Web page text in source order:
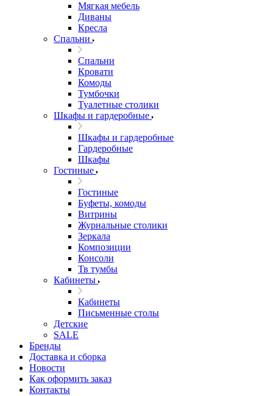
Мягкая мебель
Диваны
Кресла
Спальни
Спальни
Кровати
Комоды
Тумбочки
Туалетные столики
Шкафы и гардеробные
Шкафы и гардеробные
Гардеробные
Шкафы
Гостиные
Гостиные
Буфеты, комоды
Витрины
Журнальные столики
Зеркала
Композиции
Консоли
Тв тумбы
Кабинеты
Кабинеты
Письменные столы
Детские
SALE
Бренды
Доставка и сборка
Новости
Как оформить заказ
Контакты